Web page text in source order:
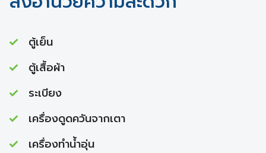
ตู้เย็น
ตู้เสื้อผ้า
ระเบียง
เครื่องดูดควันจากเตา
เครื่องทำนํ้าอุ่น